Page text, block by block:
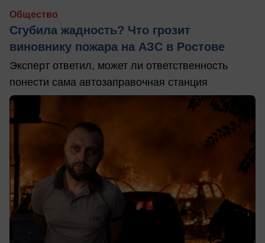
Общество
Сгубила жадность? Что грозит
виновнику пожара на АЗС в Ростове
Эксперт ответил, может ли ответственность
понести сама автозаправочная станция